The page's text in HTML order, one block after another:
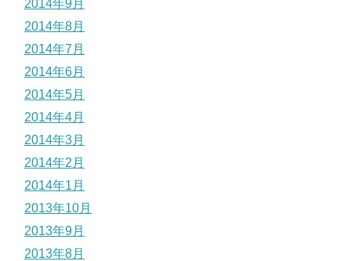
2014年9月
2014年8月
2014年7月
2014年6月
2014年5月
2014年4月
2014年3月
2014年2月
2014年1月
2013年10月
2013年9月
2013年8月